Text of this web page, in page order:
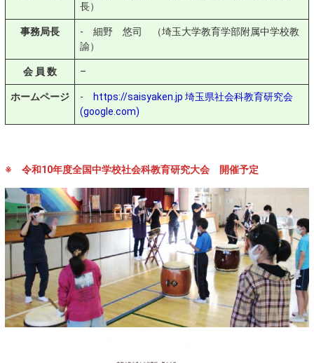
長）
事務局長
- 細野 悠司 （埼玉大学教育学部附属中学校教
諭）
会 員 数 –
ホームページ - https://saisyaken.jp 埼玉県社会科教育研究会
(google.com)
※ 令和10年度全国中学校社会科教育研究大会 開催予定